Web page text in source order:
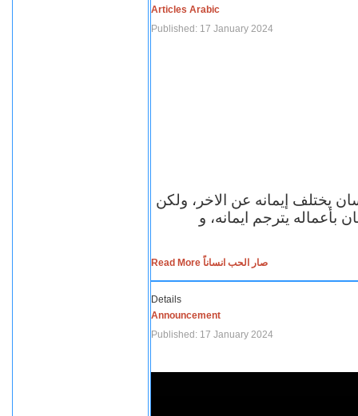
Articles Arabic
Published: 17 January 2024
يختلف إيمانه عن الاخر، ولكن
بأعماله يترجم ايمانه، و
Read More صار الحب انساناً
Details
Announcement
Published: 17 January 2024